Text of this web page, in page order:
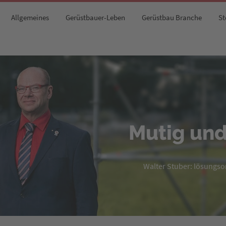
Allgemeines Gerüstbauer-Leben Gerüstbau Branche
Mutig
Walter Stuber: